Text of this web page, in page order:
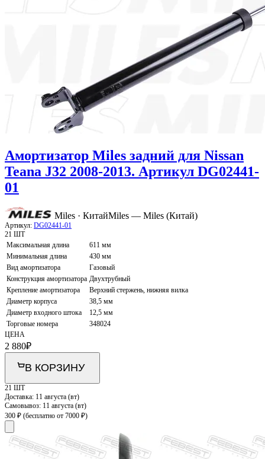
Амортизатор Miles задний для Nissan
Teana J32 2008-2013. Артикул DG02441-
01
Miles · КитайMiles — Miles (Китай)
Артикул: DG02441-01
21 ШТ
Максимальная длина
611 мм
Минимальная длина
430 мм
Вид амортизатора
Газовый
Конструкция амортизатора Двухтрубный
Крепление амортизатора
Верхний стержень, нижняя вилка
Диаметр корпуса
38,5 мм
Диаметр входного штока
12,5 мм
Торговые номера
348024
ЦЕНА
2 880₽
В КОРЗИНУ
21 ШТ
Доставка: 11 августа (вт)
Самовывоз: 11 августа (вт)
300 ₽ (бесплатно от 7000 ₽)